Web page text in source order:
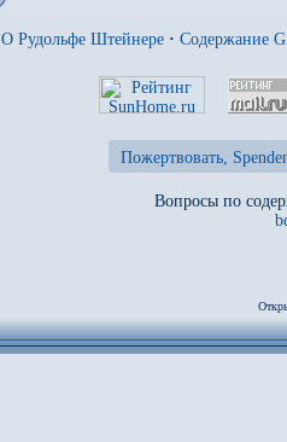
О Рудольфе Штейнере · Содержание
Пожертвовать,
Вопросы по